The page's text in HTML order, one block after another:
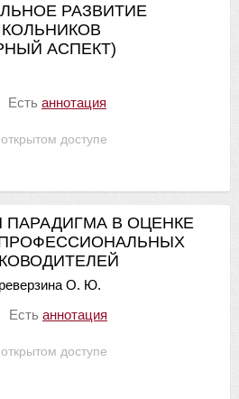
доступе
РАЗВИТИЕ
АСПЕКТ)
Есть аннотация
доступе
ПАРАДИГМА В ОЦЕНКЕ
О. Ю.
Есть аннотация